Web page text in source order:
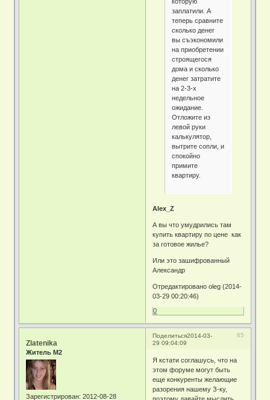
заплатили. А
теперь сравните
сколько денег
вы съэкономили
на приобретении
строящегося
дома и сколько
денег затратите
на 2-3-х
недельное
ожидание.
Отложите из
левой руки
калькулятор,
вытрите сопли, и
спокойно
примите
квартиру.
Alex_Z
А вы что умудрились там
купить квартиру по цене как
за готовое жилье?
Или это зашифрованный
Александр
Отредактировано oleg (2014-
03-29 00:20:46)
0
Поделиться 65
2014-03-
29 09:04:09
Zlatenika
Житель М2
Зарегистрирован: 2012-08-28
Я кстати соглашусь, что на
этом форуме могут быть
еще конкуренты желающие
разорения нашему З-ку,